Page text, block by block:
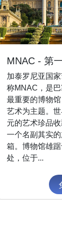
MNAC - 第
加泰罗尼亚国
称MNAC，是
最重要的博物
艺术为主题。
元的艺术珍品
一个名副其实
箱。博物馆雄
处，位于...